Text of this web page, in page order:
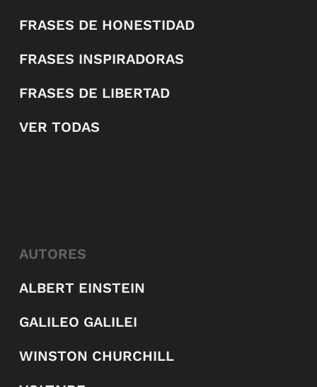
FRASES DE HONESTIDAD
FRASES INSPIRADORAS
FRASES DE LIBERTAD
VER TODAS
AUTORES
ALBERT EINSTEIN
GALILEO GALILEI
WINSTON CHURCHILL